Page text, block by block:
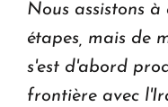
Nous assistons à
étapes, mais de
s'est d'abord
frontière avec